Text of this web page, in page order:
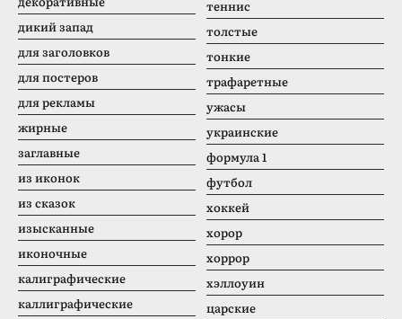
дикий запад
для заголовков
для постеров
для рекламы
жирные
заглавные
из иконок
из сказок
изысканные
иконочные
калиграфические
каллиграфические
теннис
толстые
тонкие
трафаретные
ужасы
украинские
формула 1
футбол
хоккей
хорор
хоррор
хэллоуин
царские